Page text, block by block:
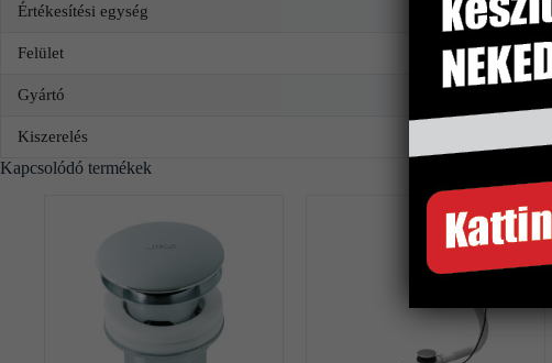
Értékesítési egység
Felület
Gyártó
Kiszerelés
Kapcsolódó termékek